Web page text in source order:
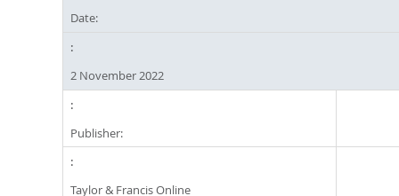
Date:
2 November 2022
Publisher:
Taylor & Francis Online